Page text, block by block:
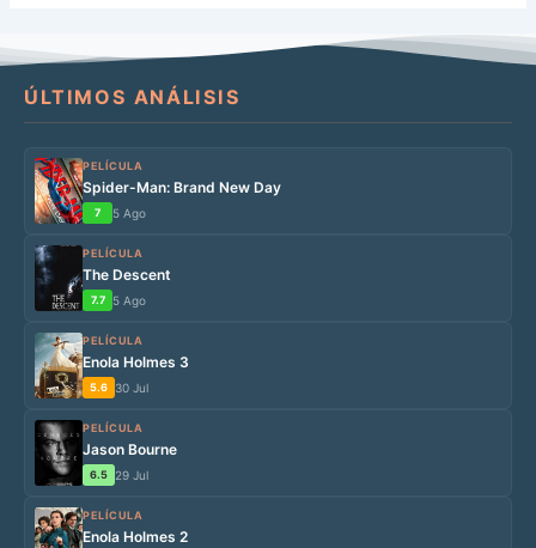
ÚLTIMOS ANÁLISIS
PELÍCULA
Spider-Man: Brand New Day
7 5 Ago
PELÍCULA
The Descent
7.7 5 Ago
PELÍCULA
Enola Holmes 3
5.6 30 Jul
PELÍCULA
Jason Bourne
6.5 29 Jul
PELÍCULA
Enola Holmes 2